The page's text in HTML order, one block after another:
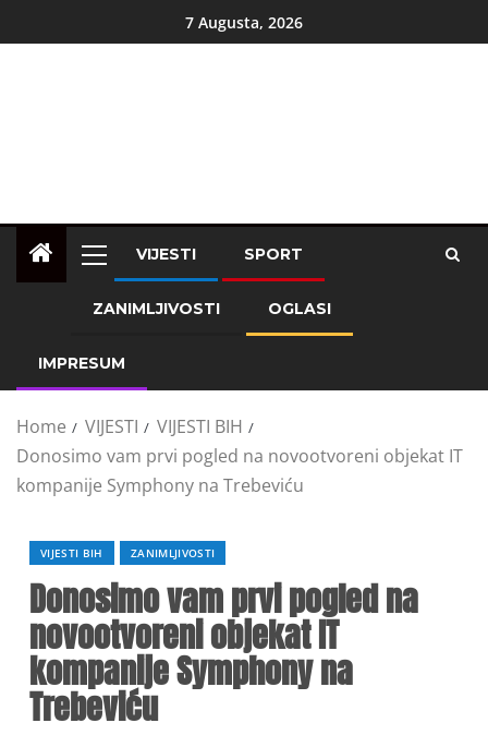
7 Augusta, 2026
VIJESTI SPORT
ZANIMLJIVOSTI OGLASI
IMPRESUM
Home VIJESTI
VIJESTI BIH
Donosimo vam prvi pogled na novootvoreni objekat IT
kompanije Symphony na Trebeviću
VIJESTI BIH ZANIMLJIVOSTI
Donosimo vam prvi pogled na
novootvoreni objekat IT
kompanije Symphony na
Trebeviću